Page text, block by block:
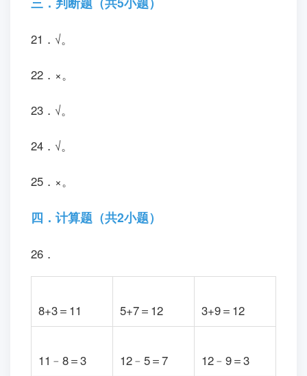
21．√。
22．×。
23．√。
24．√。
25．×。
四．计算题（共2小题）
26．
8+3＝11 5+7＝12 3+9＝12
11﹣8＝3 12﹣5＝7 12﹣9＝3